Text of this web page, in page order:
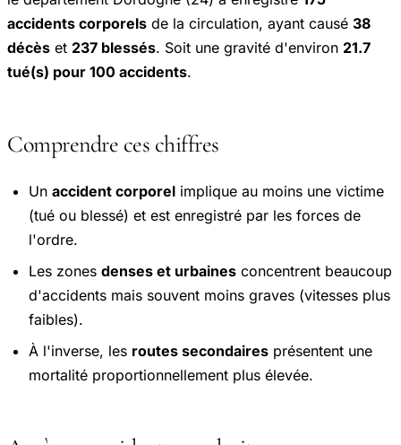
accidents corporels de la circulation, ayant causé 38
décès et 237 blessés. Soit une gravité d'environ 21.7
tué(s) pour 100 accidents.
Comprendre ces chiffres
Un accident corporel implique au moins une victime
(tué ou blessé) et est enregistré par les forces de
l'ordre.
Les zones denses et urbaines concentrent beaucoup
d'accidents mais souvent moins graves (vitesses plus
faibles).
À l'inverse, les routes secondaires présentent une
mortalité proportionnellement plus élevée.